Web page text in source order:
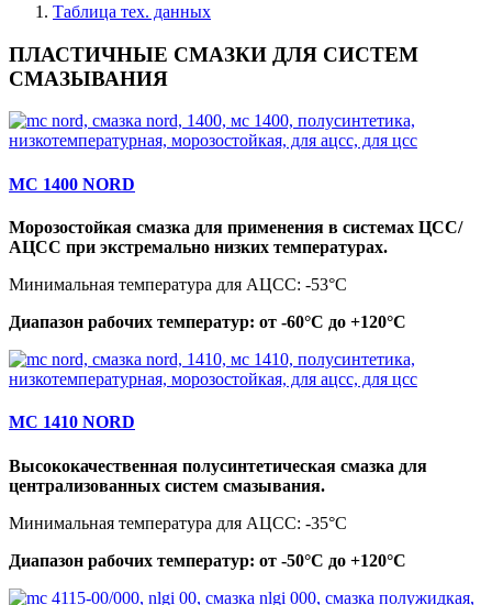
Таблица тех. данных
ПЛАСТИЧНЫЕ СМАЗКИ ДЛЯ СИСТЕМ
СМАЗЫВАНИЯ
МС 1400 NORD
Морозостойкая смазка для применения в системах ЦСС/
АЦСС при экстремально низких температурах.
Минимальная температура для АЦСС: -53°C
Диапазон рабочих температур: от -60°C до +120°C
МС 1410 NORD
Высококачественная полусинтетическая смазка для
централизованных систем смазывания.
Минимальная температура для АЦСС: -35°C
Диапазон рабочих температур: от -50°C до +120°C